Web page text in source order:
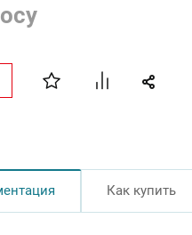
Как купить